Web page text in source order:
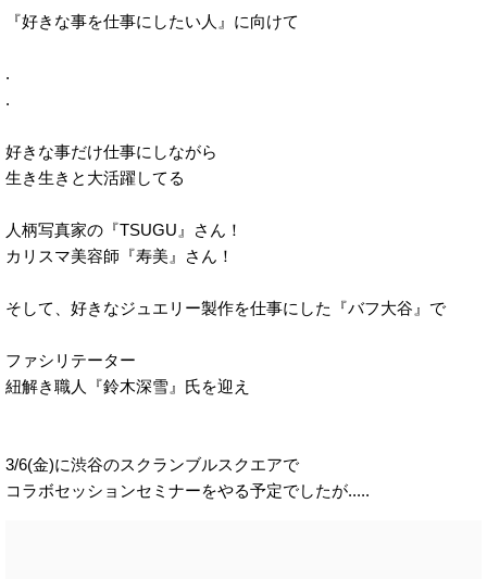
『好きな事を仕事にしたい人』に向けて
.
.
好きな事だけ仕事にしながら
生き生きと大活躍してる
人柄写真家の『TSUGU』さん！
カリスマ美容師『寿美』さん！
そして、好きなジュエリー製作を仕事にした『バフ大谷』で
ファシリテーター
紐解き職人『鈴木深雪』氏を迎え
3/6(金)に渋谷のスクランブルスクエアで
コラボセッションセミナーをやる予定でしたが.....